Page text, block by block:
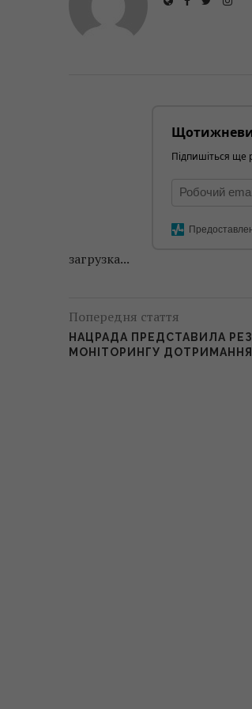
Підпишіться ще
загрузка...
Попередня стаття
НАЦРАДА ПРЕДСТАВИЛА
МОНІТОРИНГУ